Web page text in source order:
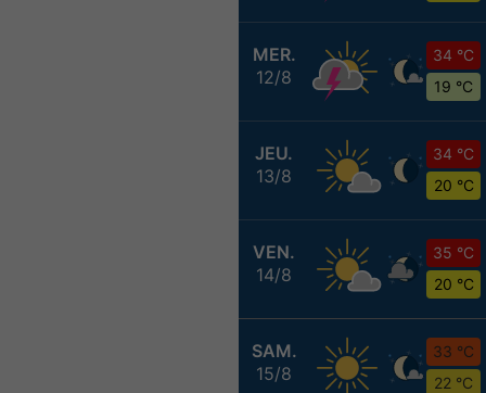
MER.
12/8
34 °C
19 °C
JEU.
13/8
34 °C
20 °C
VEN.
14/8
35 °C
20 °C
SAM.
15/8
33 °C
22 °C